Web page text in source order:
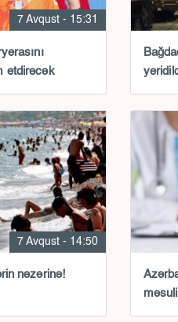
7 Avqust - 15:31
etdirəcək
7 Avqust - 14:50
nəzərinə!